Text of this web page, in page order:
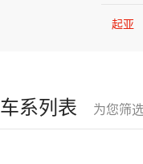
起亚
车系列表 为您筛